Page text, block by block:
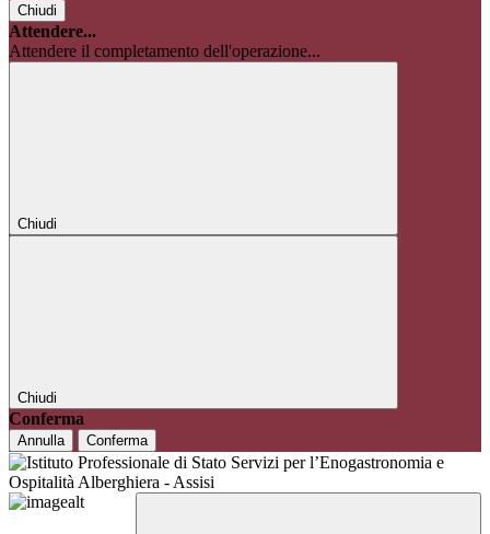
Chiudi
Attendere...
Attendere il completamento dell'operazione...
Chiudi
Chiudi
Conferma
Annulla Conferma